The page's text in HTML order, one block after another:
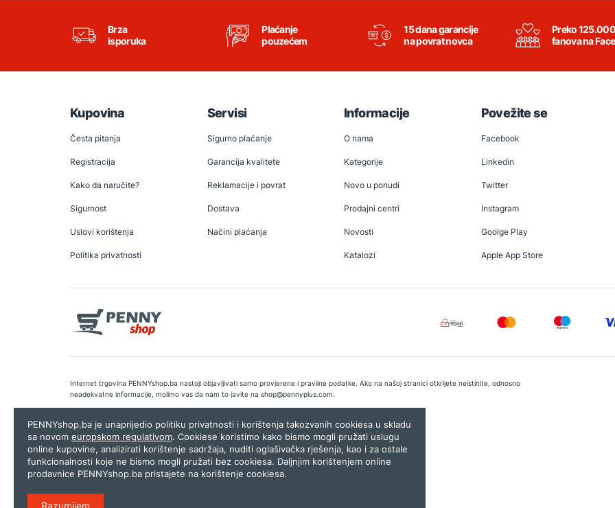
Brza
isporuka
Plaćanje
pouzećem
15 dana garancije
na povrat novca
Preko 125.000
fanova na
Kupovina
Česta pitanja
Registracija
Kako da naručite?
Sigurnost
Uslovi korištenja
Politika privatnosti
Servisi
Sigurno plaćanje
Garancija kvalitete
Reklamacije i povrat
Dostava
Načini plaćanja
Informacije
O nama
Kategorije
Novo u ponudi
Prodajni centri
Novosti
Katalozi
Povežite se
Facebook
Linkedin
Twitter
Instagram
Goolge Play
Apple App Store
Internet trgovina PENNYshop.ba nastoji objavljivati samo provjerene i pravilne podatke. Ako na našoj stranici otkrijete neistinite, odnosno
neadekvatne informacije, molimo vas da nam to javite na shop@pennyplus.com.
Copyright © 2026.Penny plus d.o.o. Sarajevo.Dizajn i programiranje:Lampa.ba
PENNYshop.ba je unaprijedio politiku privatnosti i korištenja takozvanih cookiesa u skladu
sa novom europskom regulativom. Cookiese koristimo kako bismo mogli pružati uslugu
online kupovine, analizirati korištenje sadržaja, nuditi oglašivačka rješenja, kao i za ostale
funkcionalnosti koje ne bismo mogli pružati bez cookiesa. Daljnjim korištenjem online
prodavnice PENNYshop.ba pristajete na korištenje cookiesa.
Razumijem